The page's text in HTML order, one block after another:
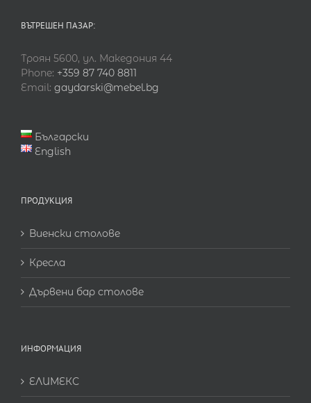
ВЪТРЕШЕН ПАЗАР:
Троян 5600, ул. Македония 44
Phone: +359 87 740 8811
Email: gaydarski@mebel.bg
Български
English
ПРОДУКЦИЯ
Виенски столове
Кресла
Дървени бар столове
ИНФОРМАЦИЯ
ЕЛИМЕКС